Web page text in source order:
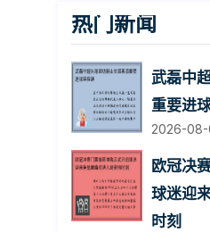
热门新闻
武磊中
重要进
2026-08-
欧冠决
球迷迎
时刻